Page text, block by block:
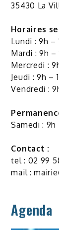
35430 La
Horaires
Lundi : 9h –
Mardi : 9h –
Mercredi :
Jeudi : 9h –
Vendredi :
Samedi : 9h
Contact :
tel : 02 99
mail :
Agenda